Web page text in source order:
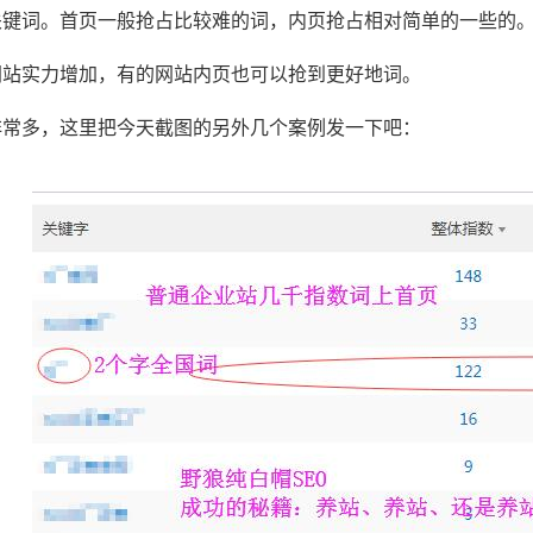
键词。首页一般抢占比较难的词，内页抢占相对简单的一些的
实力增加，有的网站内页也可以抢到更好地词。
多，这里把今天截图的另外几个案例发一下吧：